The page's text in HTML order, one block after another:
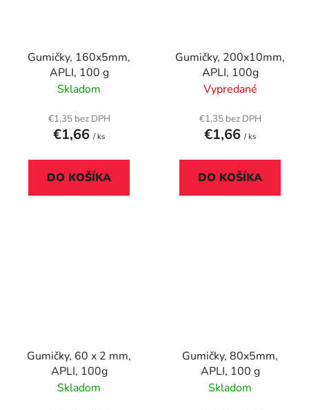
Gumičky, 160x5mm,
APLI, 100 g
Skladom
€1,35 bez DPH
€1,66 / ks
DO KOŠÍKA
Gumičky, 200x10mm,
APLI, 100g
Vypredané
€1,35 bez DPH
€1,66 / ks
DO KOŠÍKA
Gumičky, 60 x 2 mm,
APLI, 100g
Skladom
Gumičky, 80x5mm,
APLI, 100 g
Skladom